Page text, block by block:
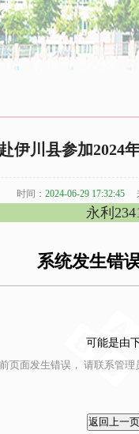
伊川县参加2024
时间：2024-06-29 17:32:45
永利
系统发生错
可能是由
页面发生错误， 请联系管